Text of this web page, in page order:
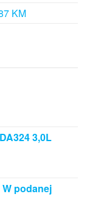
KM
3,0L
podanej